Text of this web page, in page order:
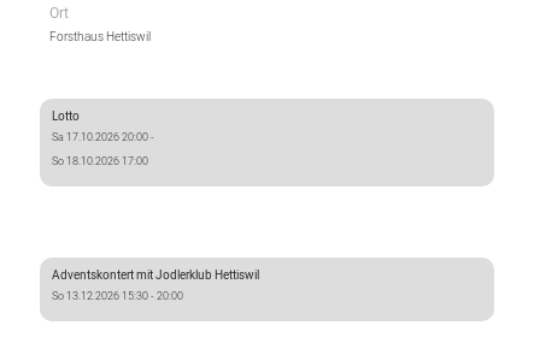
Ort
Forsthaus Hettiswil
Lotto
Sa 17.10.2026 20:00 -
So 18.10.2026 17:00
Adventskontert mit Jodlerklub Hettiswil
So 13.12.2026 15:30 - 20:00